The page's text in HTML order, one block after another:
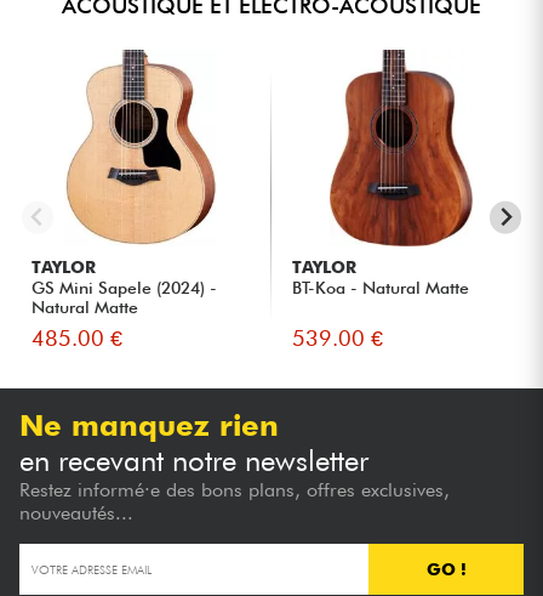
ACOUSTIQUE ET ELECTRO-ACOUSTIQUE
TAYLOR
GS Mini Sapele (2024) -
Natural Matte
485.00 €
TAYLOR
BT-Koa - Natural Matte
539.00 €
Ne manquez rien
en recevant notre newsletter
Restez informé·e des bons plans, offres exclusives,
nouveautés...
GO !